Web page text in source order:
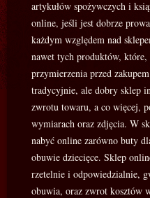
artykułów spożywczych i
online, jeśli jest dobrze
każdym względem nad
nawet tych produktów,
przymierzenia przed
tradycyjnie, ale dobry sklep
zwrotu towaru, a co więcej,
wymiarach oraz zdjęcia. W
nabyć online zarówno buty
obuwie dziecięce. Sklep
rzetelnie i odpowiedzialnie,
obuwia, oraz zwrot kosztów